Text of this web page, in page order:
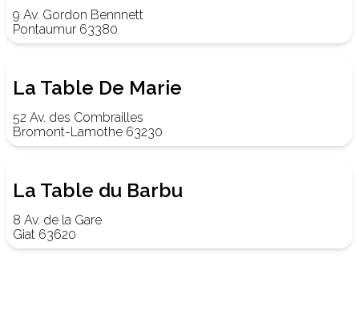
9 Av. Gordon Bennnett
Pontaumur 63380
La Table De Marie
52 Av. des Combrailles
Bromont-Lamothe 63230
La Table du Barbu
8 Av. de la Gare
Giat 63620